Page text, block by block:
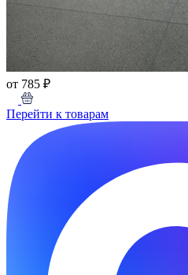
от 785 ₽
Перейти к товарам